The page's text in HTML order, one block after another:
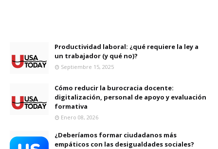
Productividad laboral: ¿qué requiere la ley a
un trabajador (y qué no)?
Septiembre 15, 2025
Cómo reducir la burocracia docente:
digitalización, personal de apoyo y evaluación
formativa
Enero 08, 2026
¿Deberíamos formar ciudadanos más
empáticos con las desigualdades sociales?